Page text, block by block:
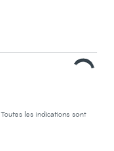
les indications sont